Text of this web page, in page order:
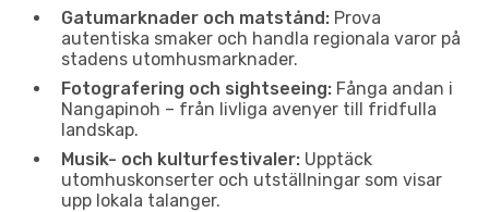
Gatumarknader och matstånd: Prova
autentiska smaker och handla regionala varor på
stadens utomhusmarknader.
Fotografering och sightseeing: Fånga andan i
Nangapinoh – från livliga avenyer till fridfulla
landskap.
Musik- och kulturfestivaler: Upptäck
utomhuskonserter och utställningar som visar
upp lokala talanger.